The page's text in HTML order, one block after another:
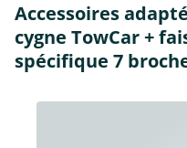
Accessoires
cygne TowCar +
spécifique 7